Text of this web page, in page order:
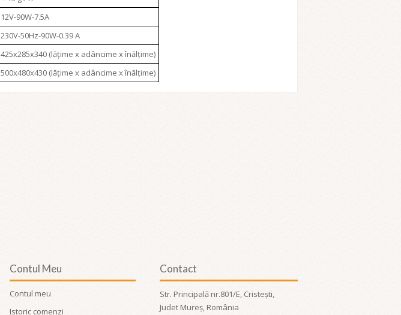
12V-90W-7.5A
230V-50Hz-90W-0.39 A
425x285x340 (lățime x adâncime x înălțime)
500x480x430 (lățime x adâncime x înălțime)
Contul Meu
Contul meu
Istoric comenzi
Contact
Str. Principală nr.801/E, Cristești,
Judet Mureș, România